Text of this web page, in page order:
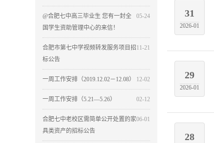
05-24
@合肥七中高三毕业生 您有一封全
国学生资助管理中心的来信！
11-21
合肥市第七中学视频转发服务项目招
标公告
12-02
一周工作安排（2019.12.02－12.08）
02-12
一周工作安排（5.21—5.26）
06-01
合肥七中老校区需简单公开处置的家
具类资产的招标公告
31
2026-01
29
2026-01
28